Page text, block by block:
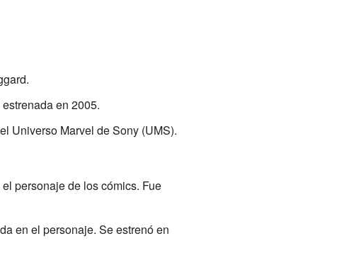
en 2005.
Universo Marvel de Sony (UMS).
personaje de los cómics. Fue
en el personaje. Se estrenó en